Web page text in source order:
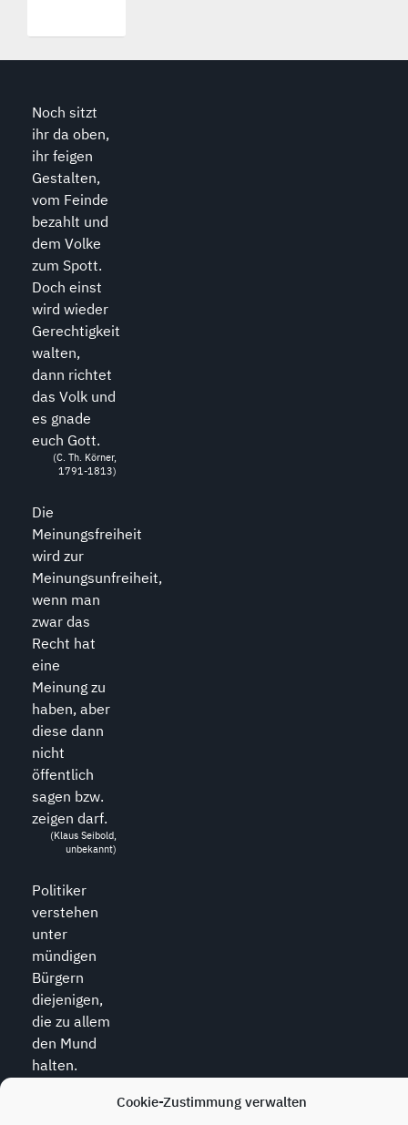
Cookie-Zustimmung verwalten
Noch sitzt
ihr da oben,
ihr feigen
Gestalten,
vom Feinde
bezahlt und
dem Volke
zum Spott.
Doch einst
wird wieder
Gerechtigkeit
walten,
dann richtet
das Volk und
es gnade
euch Gott.
(C. Th. Körner,
1791-1813)
Die
Meinungsfreiheit
wird zur
Meinungsunfreiheit,
wenn man
zwar das
Recht hat
eine
Meinung zu
haben, aber
diese dann
nicht
öffentlich
sagen bzw.
zeigen darf.
(Klaus Seibold,
unbekannt)
Politiker
verstehen
unter
mündigen
Bürgern
diejenigen,
die zu allem
den Mund
halten.
(Wolfram